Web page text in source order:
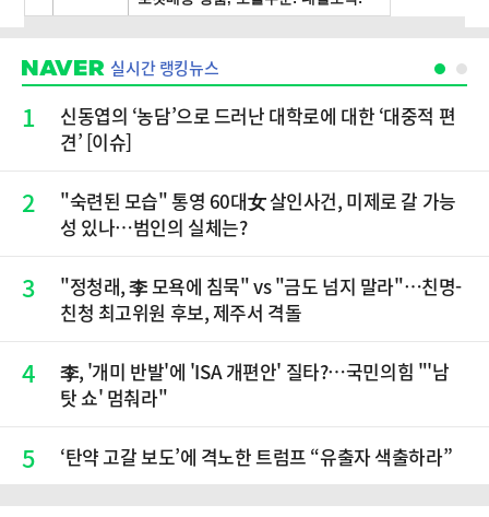
실시간 랭킹뉴스
1
신동엽의 ‘농담’으로 드러난 대학로에 대한 ‘대중적 편
견’ [이슈]
2
"숙련된 모습" 통영 60대女 살인사건, 미제로 갈 가능
성 있나…범인의 실체는?
3
"정청래, 李 모욕에 침묵" vs "금도 넘지 말라"…친명-
친청 최고위원 후보, 제주서 격돌
4
李, '개미 반발'에 'ISA 개편안' 질타?…국민의힘 "'남
탓 쇼' 멈춰라"
5 ‘탄약 고갈 보도’에 격노한 트럼프 “유출자 색출하라”